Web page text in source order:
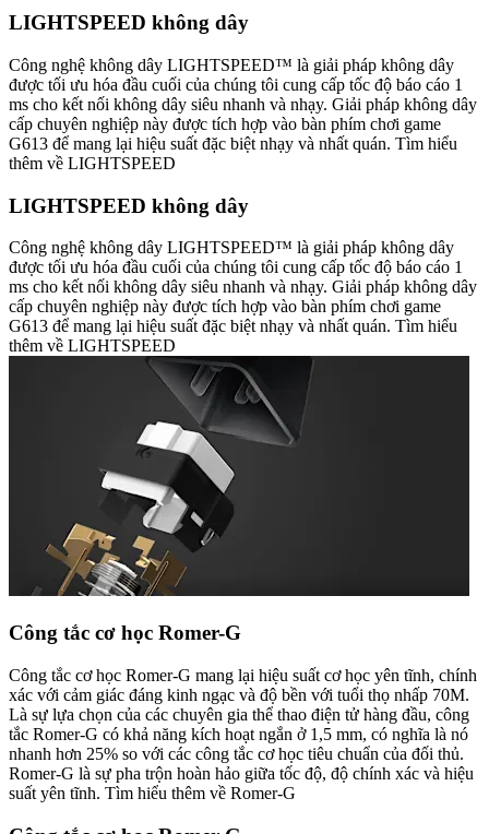
LIGHTSPEED không dây
Công nghệ không dây LIGHTSPEED™ là giải pháp không dây
được tối ưu hóa đầu cuối của chúng tôi cung cấp tốc độ báo cáo 1
ms cho kết nối không dây siêu nhanh và nhạy. Giải pháp không dây
cấp chuyên nghiệp này được tích hợp vào bàn phím chơi game
G613 để mang lại hiệu suất đặc biệt nhạy và nhất quán. Tìm hiểu
thêm về LIGHTSPEED
LIGHTSPEED không dây
Công nghệ không dây LIGHTSPEED™ là giải pháp không dây
được tối ưu hóa đầu cuối của chúng tôi cung cấp tốc độ báo cáo 1
ms cho kết nối không dây siêu nhanh và nhạy. Giải pháp không dây
cấp chuyên nghiệp này được tích hợp vào bàn phím chơi game
G613 để mang lại hiệu suất đặc biệt nhạy và nhất quán. Tìm hiểu
thêm về LIGHTSPEED
Công tắc cơ học Romer-G
Công tắc cơ học Romer-G mang lại hiệu suất cơ học yên tĩnh, chính
xác với cảm giác đáng kinh ngạc và độ bền với tuổi thọ nhấp 70M.
Là sự lựa chọn của các chuyên gia thể thao điện tử hàng đầu, công
tắc Romer-G có khả năng kích hoạt ngắn ở 1,5 mm, có nghĩa là nó
nhanh hơn 25% so với các công tắc cơ học tiêu chuẩn của đối thủ.
Romer-G là sự pha trộn hoàn hảo giữa tốc độ, độ chính xác và hiệu
suất yên tĩnh. Tìm hiểu thêm về Romer-G